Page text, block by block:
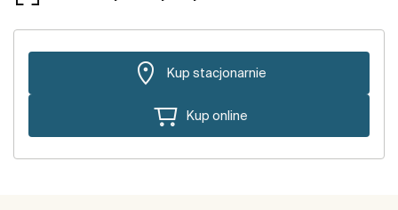
Kup stacjonarnie
Kup online